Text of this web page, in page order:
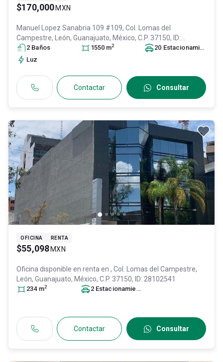
$170,000 MXN
Manuel Lopez Sanabria 109 #109, Col. Lomas del
Campestre,
León, Guanajuato, México, C.P. 37150, ID:
27432774
2 Baños 1550 m2 20 Estacionamiento
Luz
Contactar Consultar
OFICINA RENTA
$55,098 MXN
Oficina disponible en renta en , Col. Lomas del Campestre,
León, Guanajuato, México, C.P. 37150, ID: 28102541
234 m2 2 Estacionamiento
Contactar Consultar